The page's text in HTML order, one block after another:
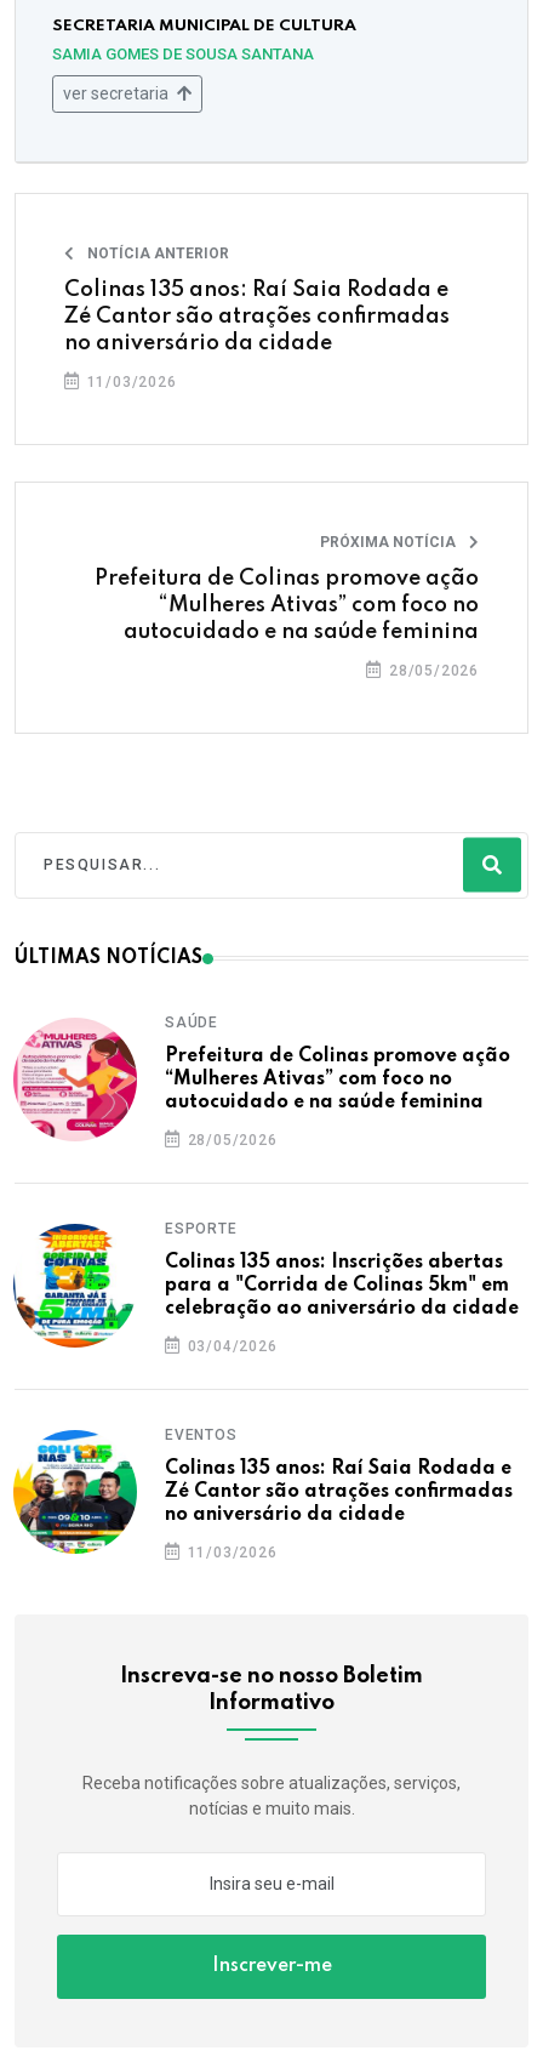
SECRETARIA MUNICIPAL DE CULTURA
SAMIA GOMES DE SOUSA SANTANA
ver secretaria
NOTÍCIA ANTERIOR
Colinas 135 anos: Raí Saia Rodada e
Zé Cantor são atrações confirmadas
no aniversário da cidade
11/03/2026
PRÓXIMA NOTÍCIA
Prefeitura de Colinas promove ação
“Mulheres Ativas” com foco no
autocuidado e na saúde feminina
28/05/2026
ÚLTIMAS NOTÍCIAS
SAÚDE
Prefeitura de Colinas promove ação
“Mulheres Ativas” com foco no
autocuidado e na saúde feminina
28/05/2026
ESPORTE
Colinas 135 anos: Inscrições abertas
para a "Corrida de Colinas 5km" em
celebração ao aniversário da cidade
03/04/2026
EVENTOS
Colinas 135 anos: Raí Saia Rodada e
Zé Cantor são atrações confirmadas
no aniversário da cidade
11/03/2026
Inscreva-se no nosso Boletim
Informativo
Receba notificações sobre atualizações, serviços,
notícias e muito mais.
Inscrever-me